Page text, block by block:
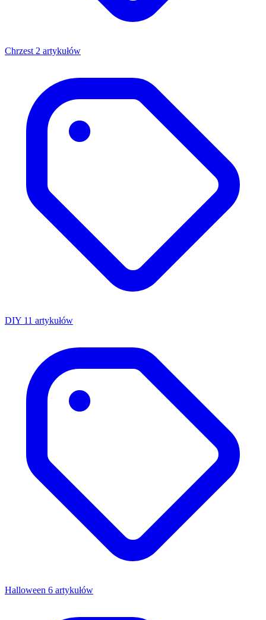
Chrzest 2 artykułów
DIY 11 artykułów
Halloween 6 artykułów